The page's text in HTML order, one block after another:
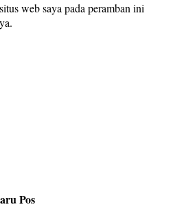
web saya pada peramban ini
Pos